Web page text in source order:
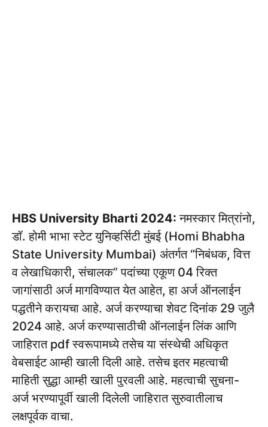
HBS University Bharti 2024: नमस्कार मित्रांनो,
डॉ. होमी भाभा स्टेट युनिव्हर्सिटी मुंबई (Homi Bhabha
State University Mumbai) अंतर्गत “निबंधक, वित्त
व लेखाधिकारी, संचालक” पदांच्या एकूण 04 रिक्त
जागांसाठी अर्ज मागविण्यात येत आहेत, हा अर्ज ऑनलाईन
पद्धतीने करायचा आहे. अर्ज करण्याचा शेवट दिनांक 29 जुलै
2024 आहे. अर्ज करण्यासाठीची ऑनलाईन लिंक आणि
जाहिरात pdf स्वरूपामध्ये तसेच या संस्थेची अधिकृत
वेबसाईट आम्ही खाली दिली आहे. तसेच इतर महत्वाची
माहिती सुद्धा आम्ही खाली पुरवली आहे. महत्वाची सुचना-
अर्ज भरण्यापूर्वी खाली दिलेली जाहिरात सुरुवातीलाच
लक्षपूर्वक वाचा.